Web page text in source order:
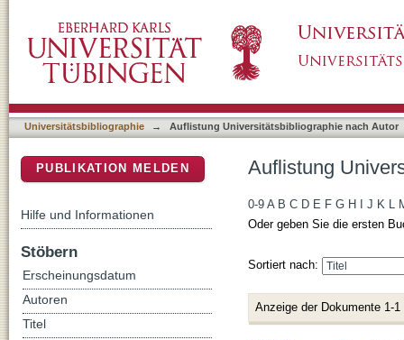
Universitätsbibliographie → Auflistung Universitätsbibliographie nach Autor
Auflistung
0-9 A B C D E F G H J K L
Oder geben Sie die ersten
Sortiert nach:
Anzeige der Dokumente 1-1
PUBLIKATION MELDEN
Hilfe und Informationen
Stöbern
Erscheinungsdatum
Autoren
Titel